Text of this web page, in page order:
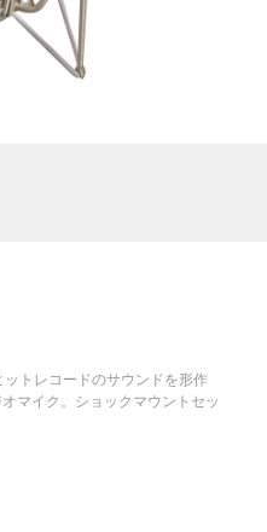
トレコードのサウンドを形作
マイク。ショックマウントセッ